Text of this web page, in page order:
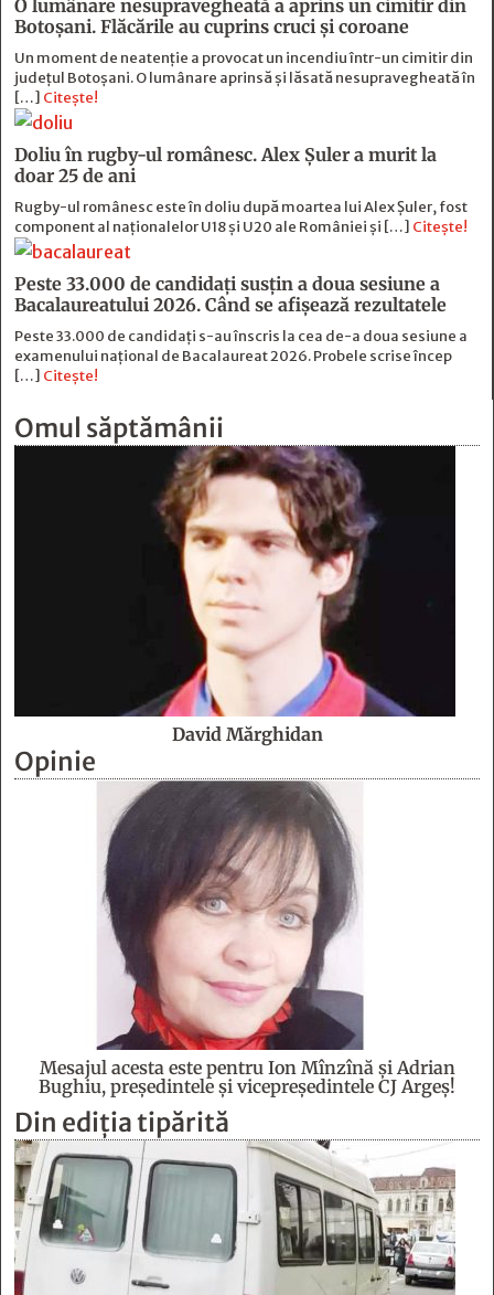
O lumânare nesupravegheată a aprins un cimitir din
Botoșani. Flăcările au cuprins cruci și coroane
Un moment de neatenție a provocat un incendiu într-un cimitir din
județul Botoșani. O lumânare aprinsă și lăsată nesupravegheată în
[…] Citește!
Doliu în rugby-ul românesc. Alex Șuler a murit la
doar 25 de ani
Rugby-ul românesc este în doliu după moartea lui Alex Șuler, fost
component al naționalelor U18 și U20 ale României și […] Citește!
Peste 33.000 de candidați susțin a doua sesiune a
Bacalaureatului 2026. Când se afișează rezultatele
Peste 33.000 de candidați s-au înscris la cea de-a doua sesiune a
examenului național de Bacalaureat 2026. Probele scrise încep
[…] Citește!
Omul săptămânii
David Mărghidan
Opinie
Mesajul acesta este pentru Ion Mînzînă şi Adrian
Bughiu, preşedintele şi vicepreşedintele CJ Argeş!
Din ediția tipărită